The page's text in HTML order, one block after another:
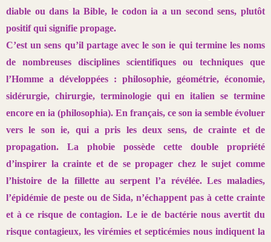
diable oudans la Bible, le codon ia a un second sens, plutôt
positif qui signifie propage.
C’est un sens qu’il partage avec le son ie qui termine les noms
de nombreuses disciplines scientifiques ou techniques que
l’Homme a développées : philosophie, géométrie, économie,
sidérurgie, chirurgie, terminologie qui en italien se termine
encore en ia (philosophia). En français, ce son ia semble évoluer
vers le son ie, qui a pris les deux sens, de crainte et de
propagation. La phobie possède cette double propriété
d’inspirer la crainte et de se propager chez le sujet comme
l’histoire de la fillette au serpent l’a révélée. Les maladies,
l’épidémie de peste ou de Sida,n’échappent pas à cette crainte
et à ce risque de contagion. Le ie de bactérie nous avertit du
risque contagieux, les virémies et septicémies nous indiquent la